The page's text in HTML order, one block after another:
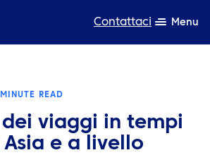
Contattaci Menu
READ
dei viaggi in tempi
e a livello